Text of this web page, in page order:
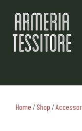
Home / Shop /